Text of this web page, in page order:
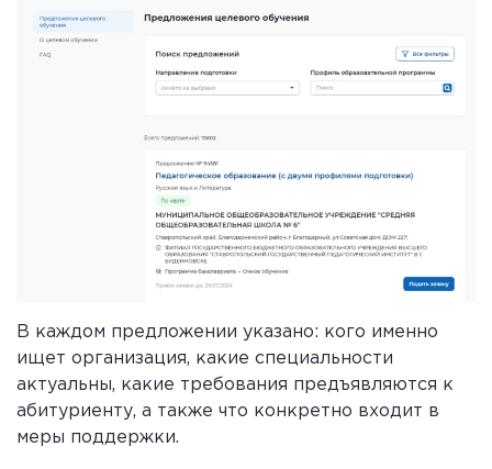
В каждом предложении указано: кого именно
ищет организация, какие специальности
актуальны, какие требования предъявляются к
абитуриенту, а также что конкретно входит в
меры поддержки.